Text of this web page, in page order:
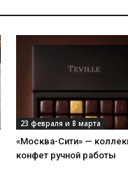
23 февраля и 8 марта
«Москва-Сити» —
конфет ручной работы